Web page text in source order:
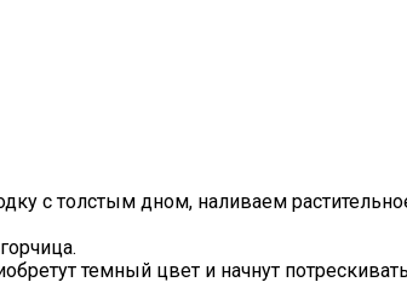
с толстым дном, наливаем
темный цвет и начнут